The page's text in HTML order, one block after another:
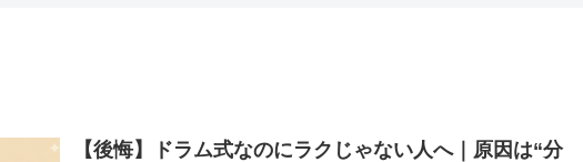
【後悔】ドラム式なのにラクじゃない人へ｜原因は“分